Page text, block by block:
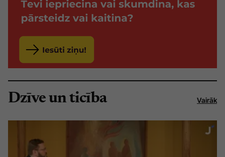
Dzīve un ticība Vairāk